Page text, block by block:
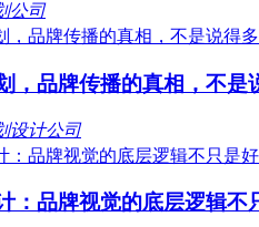
公司
，品牌传播的真相，不是
设计公司
：品牌视觉的底层逻辑不